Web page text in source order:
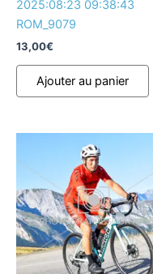
2025:08:23 09:38:43
ROM_9079
13,00€
Ajouter au panier